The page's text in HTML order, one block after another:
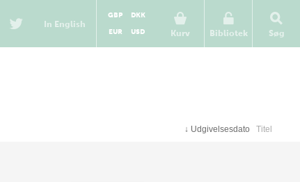
In English
Kurv
GBP
DKK
EUR
USD Bibliotek Søg
↓ Udgivelsesdato Titel